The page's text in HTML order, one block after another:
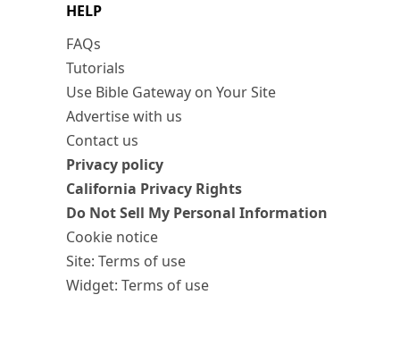
HELP
FAQs
Tutorials
Use Bible Gateway on Your Site
Advertise with us
Contact us
Privacy policy
California Privacy Rights
Do Not Sell My Personal Information
Cookie notice
Site: Terms of use
Widget: Terms of use